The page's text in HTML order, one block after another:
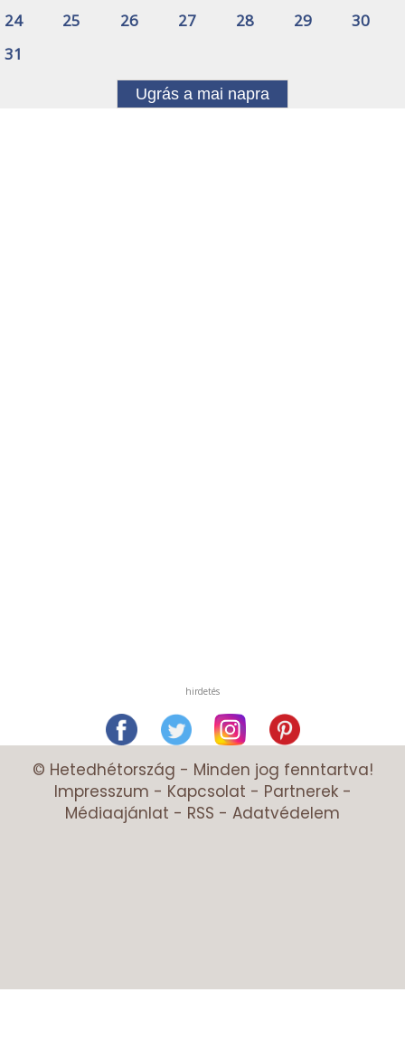
24
25 26 27 28 29
30
31
Ugrás a mai napra
hirdetés
© Hetedhétország - Minden jog fenntartva!
Impresszum - Kapcsolat - Partnerek-
Médiaajánlat - RSS - Adatvédelem